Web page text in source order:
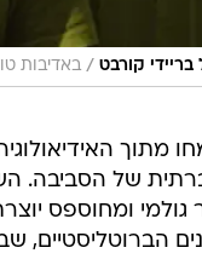
קורבט / באדיבות
מתוך
של הסביבה.
גולמי ומחוספס
הברוטליסטיים,